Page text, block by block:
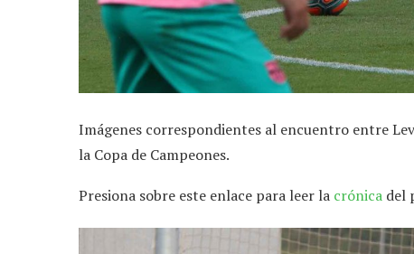
Imágenes correspondientes al encuentro entre
la Copa de Campeones.
Presiona sobre este enlace para leer la crónica del